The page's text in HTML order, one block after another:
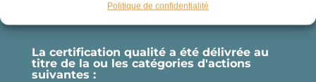
Politique de confidentialité
La certification qualité a été délivrée au
titre de la ou les catégories d'actions
suivantes :